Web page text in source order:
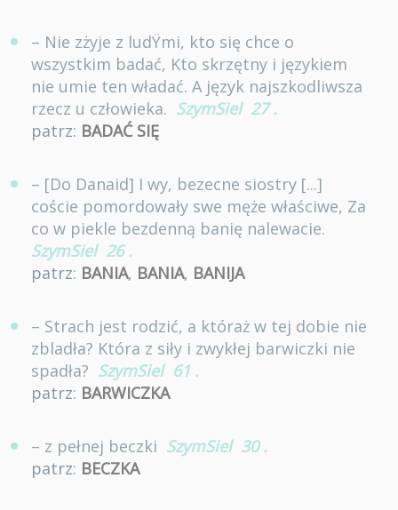
– Nie zżyje z ludŸmi, kto się chce o
wszystkim badać, Kto skrzętny i językiem
nie umie ten władać. A język najszkodliwsza
rzecz u człowieka. SzymSiel 27 .
patrz: BADAĆ SIĘ
– [Do Danaid] I wy, bezecne siostry [...]
coście pomordowały swe męże właściwe, Za
co w piekle bezdenną banię nalewacie.
SzymSiel 26 .
patrz: BANIA, BANIA, BANIJA
– Strach jest rodzić, a któraż w tej dobie nie
zbladła? Która z siły i zwykłej barwiczki nie
spadła? SzymSiel 61 .
patrz: BARWICZKA
– z pełnej beczki SzymSiel 30 .
patrz: BECZKA